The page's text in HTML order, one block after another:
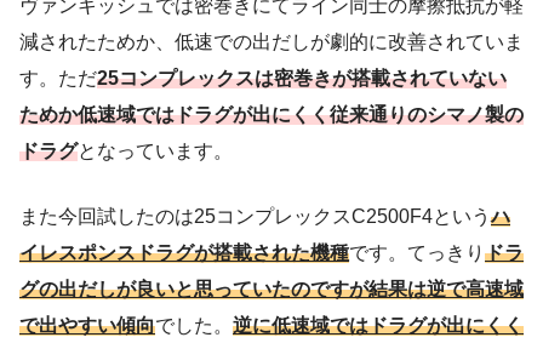
ヴァンキッシュでは密巻きにてライン同士の摩擦抵抗が軽
減されたためか、低速での出だしが劇的に改善されていま
す。ただ25コンプレックスは密巻きが搭載されていない
ためか低速域ではドラグが出にくく従来通りのシマノ製の
ドラグとなっています。
また今回試したのは25コンプレックスC2500F4というハ
イレスポンスドラグが搭載された機種です。てっきり ドラ
グの出だしが良いと思っていたのですが結果は逆で高速域
で出やすい傾向でした。 逆に低速域ではドラグが出にくく